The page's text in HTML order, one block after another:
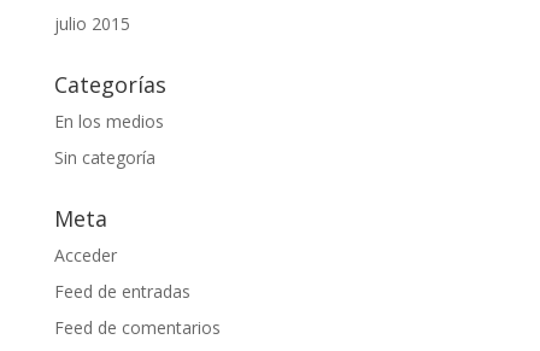
julio 2015
Categorías
En los medios
Sin categoría
Meta
Acceder
Feed de entradas
Feed de comentarios